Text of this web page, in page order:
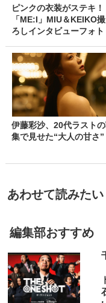
ピンクの衣装がステキ！
「ME:I」MIU＆KEIKO
ろしインタビューフォト
伊藤彩沙、20代ラスト
集で見せた“大人の甘さ”
あわせて読みたい
編集部おすすめ